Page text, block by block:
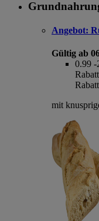
Angebot:
Gültig ab
0.99 -
mit